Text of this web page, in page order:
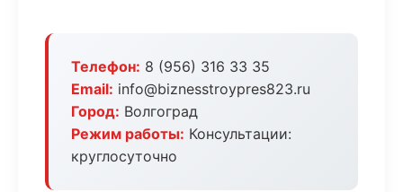
Телефон: 8 (956) 316 33 35
Email: info@biznesstroypres823.ru
Город: Волгоград
Режим работы: Консультации:
круглосуточно